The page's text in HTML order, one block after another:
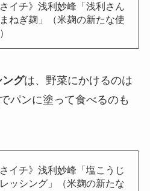
さイチ》浅利妙峰「浅利さん
ねぎ麹」（米麹の新たな使
ングは、野菜にかけるのは
パンに塗って食べるのも
さイチ》浅利妙峰「塩こうじ
ッシング」（米麹の新たな